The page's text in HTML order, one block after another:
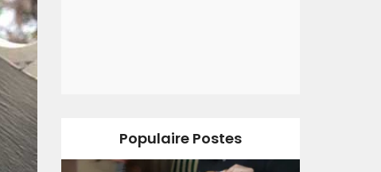
Populaire Postes